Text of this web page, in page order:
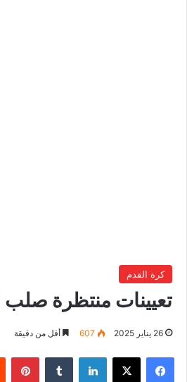
كرة القدم
تعيينات منتظرة صلب
26 يناير 2025 607 أقل من دقيقة
فيسبوك ‫X لينكدإن